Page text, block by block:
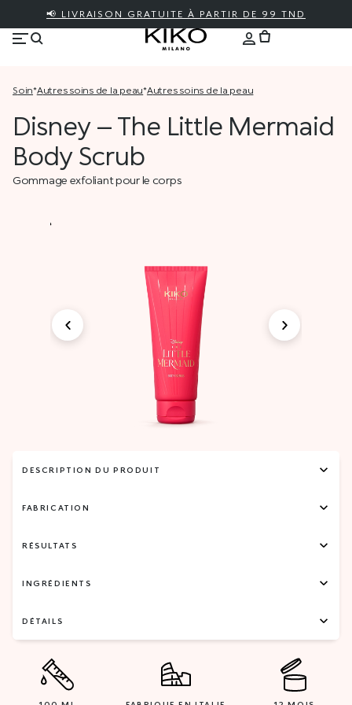
📢 LIVRAISON GRATUITE À PARTIR DE 99 TND
soin* autres soins de la peau* autres soins de la peau
Disney – The Little Mermaid
Body Scrub
Gommage exfoliant pour le corps
DESCRIPTION DU PRODUIT
FABRICATION
RÉSULTATS
INGRÉDIENTS
DÉTAILS